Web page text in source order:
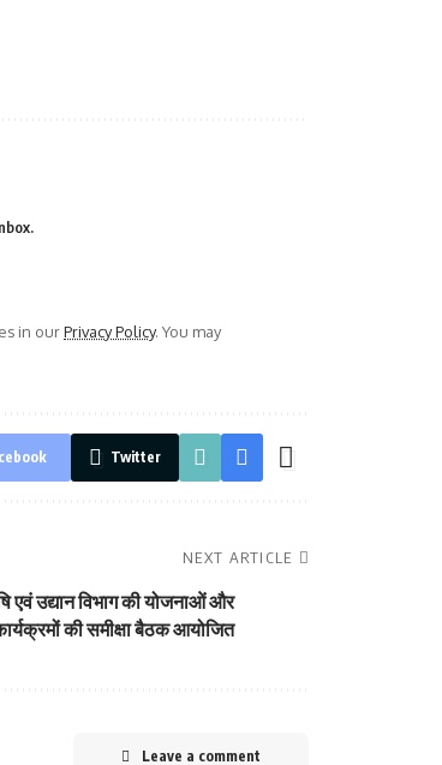
in ourPrivacy Policy. You may
Twitter
NEXT ARTICLE
एवं उद्यान विभाग की योजनाओं और
की समीक्षा बैठक आयोजित
Leave a comment